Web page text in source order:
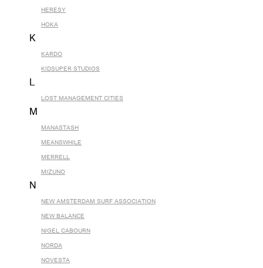
HERESY
HOKA
K
KARDO
KIDSUPER STUDIOS
L
LOST MANAGEMENT CITIES
M
MANASTASH
MEANSWHILE
MERRELL
MIZUNO
N
NEW AMSTERDAM SURF ASSOCIATION
NEW BALANCE
NIGEL CABOURN
NORDA
NOVESTA